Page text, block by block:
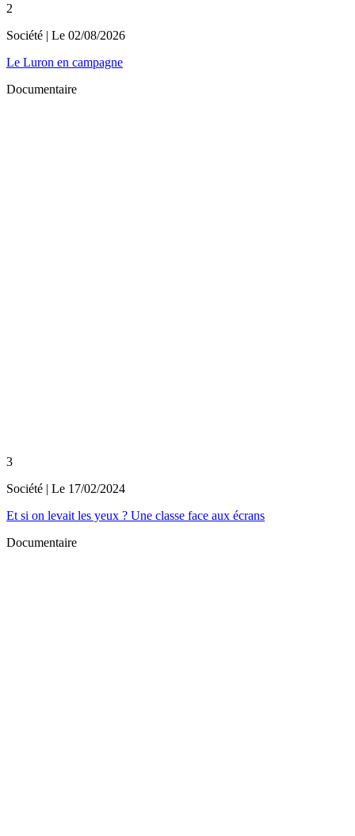
2
Société | Le 02/08/2026
Le Luron en campagne
Documentaire
3
Société | Le 17/02/2024
Et si on levait les yeux ? Une classe face aux écrans
Documentaire